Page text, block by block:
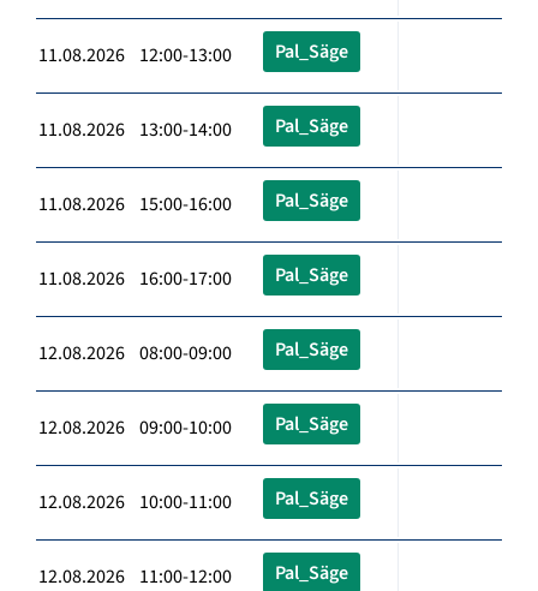
11.08.2026 12:00-13:00 Pal_Säge
11.08.2026 13:00-14:00 Pal_Säge
11.08.2026 15:00-16:00 Pal_Säge
11.08.2026 16:00-17:00 Pal_Säge
12.08.2026 08:00-09:00 Pal_Säge
12.08.2026 09:00-10:00 Pal_Säge
12.08.2026 10:00-11:00 Pal_Säge
12.08.2026 11:00-12:00 Pal_Säge